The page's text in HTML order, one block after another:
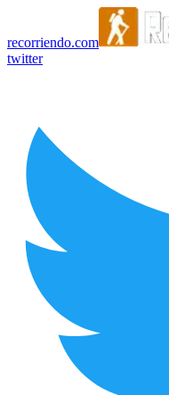
recorriendo.com
twitter